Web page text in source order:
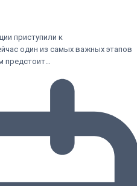
приступили к
один из самых важных этапов
предстоит…